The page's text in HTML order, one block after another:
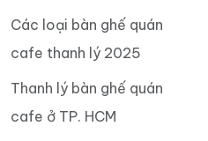
Các loại bàn ghế quán
cafe thanh lý 2025
Thanh lý bàn ghế quán
cafe ở TP. HCM